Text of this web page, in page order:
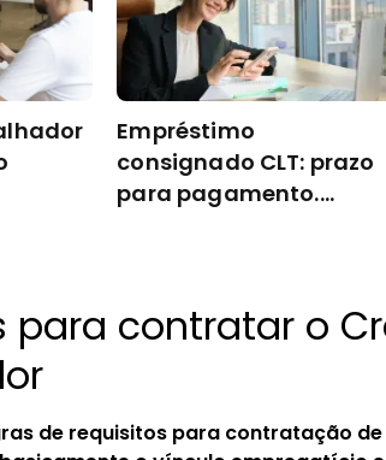
Empréstimo
consignado CLT: prazo
para pagamento.
para contratar o
de requisitos para contratação de